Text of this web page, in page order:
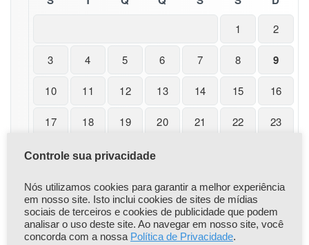
1 2
3 4 5 6 7 8 9
10 11 12 13 14 15 16
17 18 19 20 21 22 23
24 25 26
31
« nov
Controle sua privacidade
Nós utilizamos cookies para garantir a melhor experiência
em nosso site. Isto inclui cookies de sites de mídias
sociais de terceiros e cookies de publicidade que podem
analisar o uso deste site. Ao navegar em nosso site, você
concorda com a nossa Política de Privacidade.